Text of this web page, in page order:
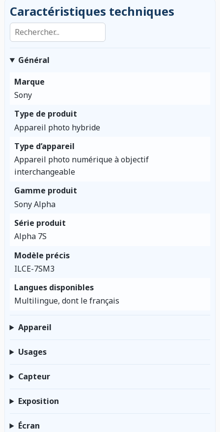
Caractéristiques techniques
Rechercher dans les caractéristiques
Général
Marque
Sony
Type de produit
Appareil photo hybride
Type d’appareil
Appareil photo numérique à objectif
interchangeable
Gamme produit
Sony Alpha
Série produit
Alpha 7S
Modèle précis
ILCE-7SM3
Langues disponibles
Multilingue, dont le français
Appareil
Usages
Capteur
Exposition
Écran